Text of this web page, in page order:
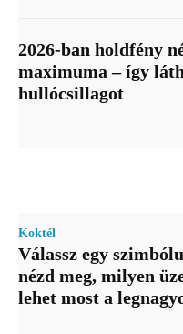
2026-ban holdfény
maximuma – így
hullócsillagot
Koktél
Válassz egy
nézd meg, milyen
lehet most a